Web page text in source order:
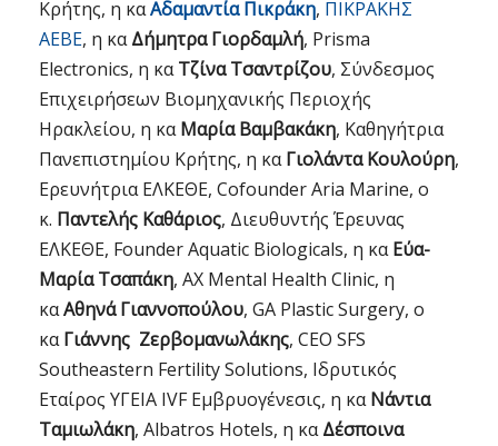
Κρήτης, η καΑδαμαντία Πικράκη, ΠΙΚΡΑΚΗΣ
ΑΕΒΕ, η καΔήμητρα Γιορδαμλή, Prisma
Electronics, η καΤζίνα Τσαντρίζου, Σύνδεσμος
Επιχειρήσεων Βιομηχανικής Περιοχής
Ηρακλείου, η καΜαρία Βαμβακάκη, Καθηγήτρια
Πανεπιστημίου Κρήτης, η καΓιολάντα Κουλούρη,
Ερευνήτρια ΕΛΚΕΘΕ, Cofounder Aria Marine, ο
κ. Παντελής Καθάριος, Διευθυντής Έρευνας
ΕΛΚΕΘΕ, Founder Aquatic Biologicals, η καΕύα-
Μαρία Τσαπάκη, AX Mental Health Clinic, η
καΑθηνά Γιαννοπούλου, GA Plastic Surgery, ο
καΓιάννης Ζερβομανωλάκης, CEO SFS
Southeastern Fertility Solutions, Ιδρυτικός
Εταίρος ΥΓΕΙΑ IVF Εμβρυογένεσις, η καΝάντια
Ταμιωλάκη, Albatros Hotels, η καΔέσποινα